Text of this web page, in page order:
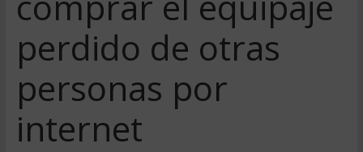
perdido de otras
personas por
internet